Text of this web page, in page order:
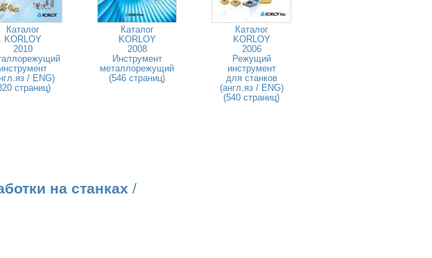
Каталог
KORLOY
2010
инструмент
/ ENG)
страниц)
Каталог
KORLOY
2008
Инструмент
металлорежущий
(546 страниц)
Каталог
KORLOY
2006
Режущий
инструмент
для станков
(англ.яз / ENG)
(540 страниц)
на станках /